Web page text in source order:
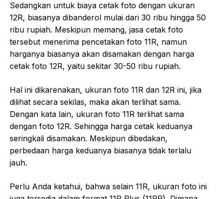
Sedangkan untuk biaya cetak foto dengan ukuran
12R, biasanya dibanderol mulai dari 30 ribu hingga 50
ribu rupiah. Meskipun memang, jasa cetak foto
tersebut menerima pencetakan foto 11R, namun
harganya biasanya akan disamakan dengan harga
cetak foto 12R, yaitu sekitar 30-50 ribu rupiah.
Hal ini dikarenakan, ukuran foto 11R dan 12R ini, jika
dilihat secara sekilas, maka akan terlihat sama.
Dengan kata lain, ukuran foto 11R terlihat sama
dengan foto 12R. Sehingga harga cetak keduanya
seringkali disamakan. Meskipun dibedakan,
perbedaan harga keduanya biasanya tidak terlalu
jauh.
Perlu Anda ketahui, bahwa selain 11R, ukuran foto ini